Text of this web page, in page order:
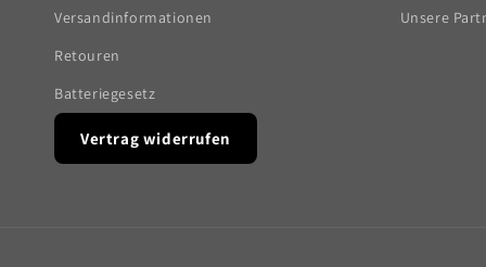
Versandinformationen
Retouren
Batteriegesetz
Vertrag widerrufen
Unsere